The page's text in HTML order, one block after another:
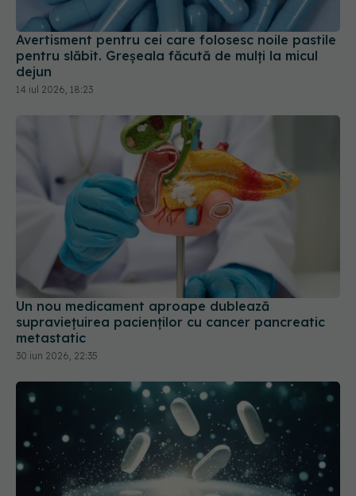
Avertisment pentru cei care folosesc noile pastile
pentru slăbit. Greșeala făcută de mulți la micul
dejun
14 iul 2026, 18:23
Un nou medicament aproape dublează
supraviețuirea pacienților cu cancer pancreatic
metastatic
30 iun 2026, 22:35